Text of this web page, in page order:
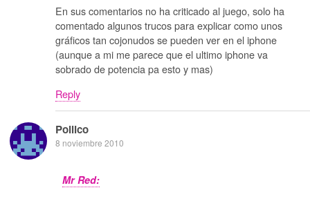
En sus comentarios no ha criticado al juego, solo ha
comentado algunos trucos para explicar como unos
gráficos tan cojonudos se pueden ver en el iphone
(aunque a mi me parece que el ultimo iphone va
sobrado de potencia pa esto y mas)
Reply
Pollico
8 noviembre 2010
Mr Red: